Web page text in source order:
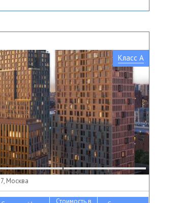
Класс A
Москва
Стоимость в